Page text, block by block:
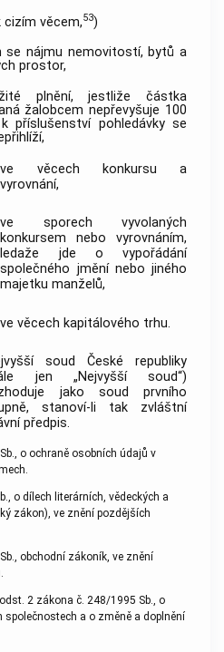
cizím věcem,53)
se nájmu nemovitostí, bytů a
prostor,
plnění, jestliže částka
žalobcem nepřevyšuje 100
příslušenství pohledávky se
ve věcech konkursu a
vyrovnání,
ve sporech vyvolaných
konkursem nebo vyrovnáním,
ledaže jde o vypořádání
společného jmění nebo jiného
majetku manželů,
ve věcech kapitálového trhu.
soud České republiky
jen „Nejvyšší soud“)
jako soud prvního
stanoví-li tak zvláštní
předpis.
o ochraně osobních údajů v
o dílech literárních, vědeckých a
zákon), ve znění pozdějších
obchodní zákoník, ve znění
2 zákona č. 248/1995 Sb., o
společnostech a o změně a doplnění